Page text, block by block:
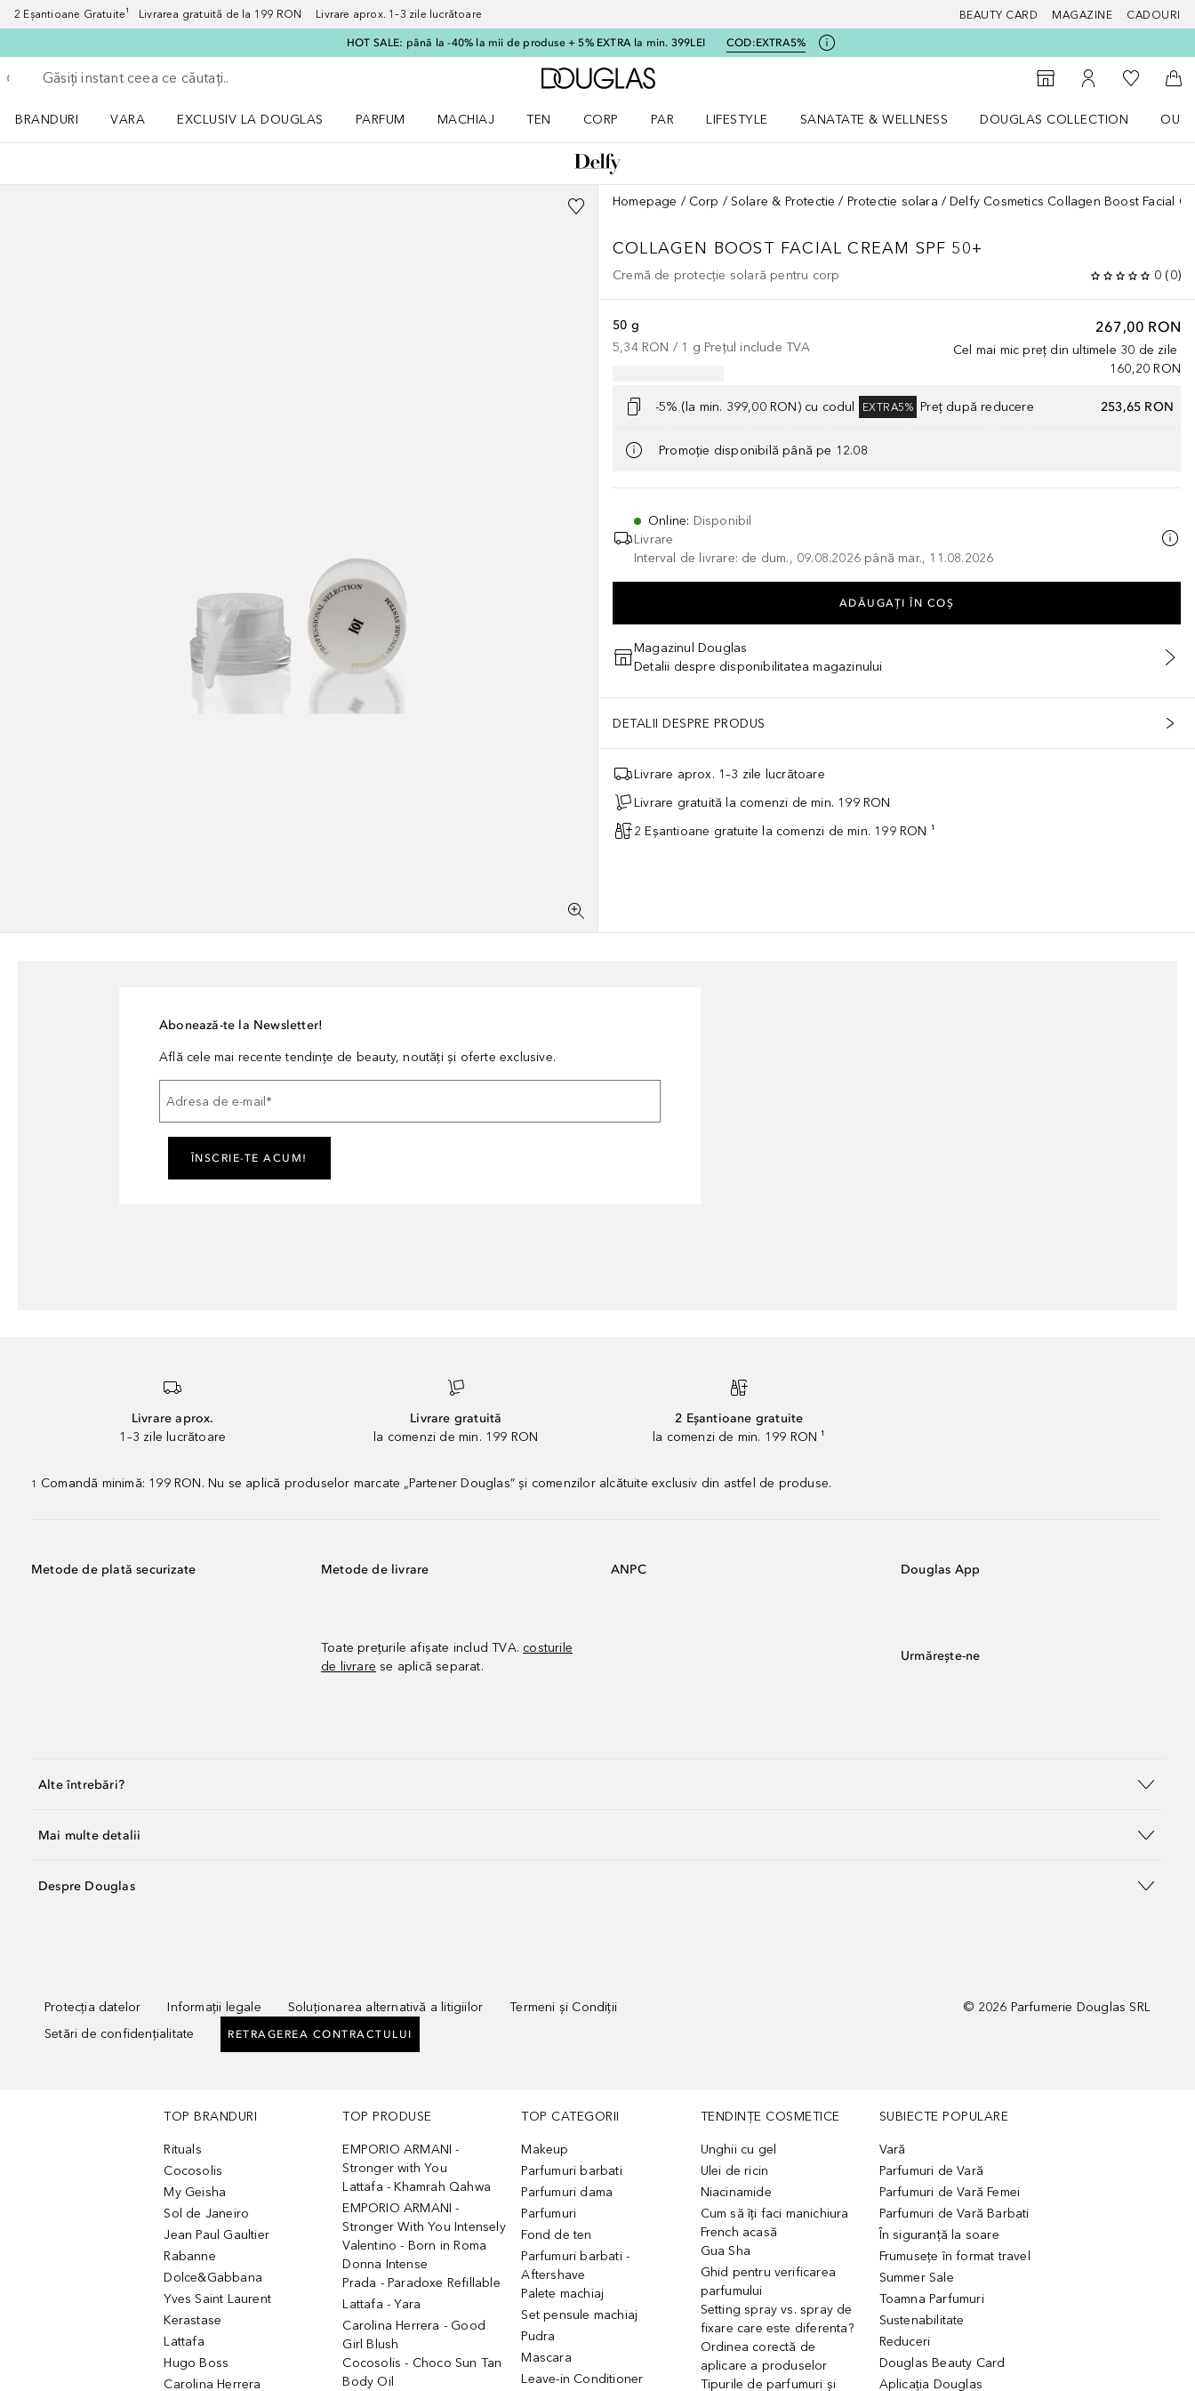
2 Eșantioane Gratuite¹ Livrarea gratuită de la 199 RON Livrare aprox. 1–3 zile lucrătoare BEAUTY CARD MAGAZINE CADOURI
HOT SALE: până la -40% la mii de produse + 5% EXTRA la min. 399LEI COD:EXTRA5%
Înapoi
Executați căutarea
Către pagina principală Douglas
Către Găsire magazin
Către Contul meu
Către
BRANDURI
VARA
EXCLUSIV LA DOUGLAS
PARFUM
MACHIAJ
TEN
CORP
PAR
LIFESTYLE
SANATATE & WELLNESS
DOUGLAS COLLECTION
Homepage Corp Solare & Protectie Protectie solara Delfy Cosmetics Collagen Boost Facial
COLLAGEN BOOST FACIAL CREAM SPF 50+
Cremă de protecție solară pentru corp 0 (0)
267,00 RON
Cel mai mic preț din ultimele 30 de zile
160,20 RON
50 g
5,34 RON / 1 g Prețul include TVA
-5% (la min. 399,00 RON) cu codul EXTRA5% Preț după reducere 253,65 RON
Promoție disponibilă până pe 12.08
Online: Disponibil
Livrare
Interval de livrare: de dum., 09.08.2026 până mar., 11.08.2026
ADĂUGAȚI ÎN COŞ
Magazinul Douglas
Detalii despre disponibilitatea magazinului
DETALII DESPRE PRODUS
Livrare aprox. 1–3 zile lucrătoare
Livrare gratuită la comenzi de min. 199 RON
2 Eșantioane gratuite la comenzi de min. 199 RON ¹
Abonează-te la Newsletter!
Află cele mai recente tendințe de beauty, noutăți și oferte exclusive.
Adresa de e-mail *
ÎNSCRIE-TE ACUM!
Livrare aprox.
1–3 zile lucrătoare
Livrare gratuită
la comenzi de min. 199 RON
2 Eșantioane gratuite
la comenzi de min. 199 RON ¹
1 Comandă minimă: 199 RON. Nu se aplică produselor marcate „Partener Douglas” și comenzilor alcătuite exclusiv din astfel de produse.
Metode de plată securizate Metode de livrare
Toate prețurile afișate includ TVA. costurile
de livrare se aplică separat.
ANPC Douglas App
Urmărește-ne
Alte întrebări?
Mai multe detalii
Despre Douglas
Protecția datelor Informații legale Soluționarea alternativă a litigiilor
Termeni și Condiții
Setări de confidențialitate
RETRAGEREA CONTRACTULUI
© 2026 Parfumerie Douglas SRL
TOP BRANDURI
Rituals
Cocosolis
My Geisha
Sol de Janeiro
Jean Paul Gaultier
Rabanne
Dolce&Gabbana
Yves Saint Laurent
Kerastase
Lattafa
Hugo Boss
Carolina Herrera
TOP PRODUSE
EMPORIO ARMANI -
Stronger with You
Lattafa - Khamrah Qahwa
EMPORIO ARMANI -
Stronger With You Intensely
Valentino - Born in Roma
Donna Intense
Prada - Paradoxe Refillable
Lattafa - Yara
Carolina Herrera - Good
Girl Blush
Cocosolis - Choco Sun Tan
Body Oil
TOP CATEGORII
Makeup
Parfumuri barbati
Parfumuri dama
Parfumuri
Fond de ten
Parfumuri barbati -
Aftershave
Palete machiaj
Set pensule machiaj
Pudra
Mascara
Leave-in Conditioner
TENDINȚE COSMETICE
Unghii cu gel
Ulei de ricin
Niacinamide
Cum să îți faci manichiura
French acasă
Gua Sha
Ghid pentru verificarea
parfumului
Setting spray vs. spray de
fixare care este diferenta?
Ordinea corectă de
aplicare a produselor
Tipurile de parfumuri și
SUBIECTE POPULARE
Vară
Parfumuri de Vară
Parfumuri de Vară Femei
Parfumuri de Vară Barbati
În siguranță la soare
Frumusețe în format travel
Summer Sale
Toamna Parfumuri
Sustenabilitate
Reduceri
Douglas Beauty Card
Aplicația Douglas